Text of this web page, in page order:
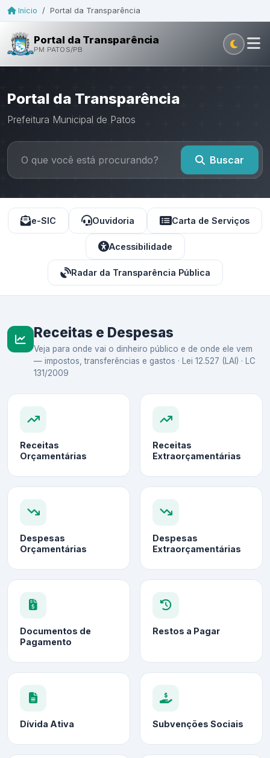
Início / Portal da Transparência
Portal da Transparência
PM PATOS/PB
Portal da Transparência
Prefeitura Municipal de Patos
Buscar
e-SIC Ouvidoria Carta de Serviços
Acessibilidade
Radar da Transparência Pública
Receitas e Despesas
Veja para onde vai o dinheiro público e de onde ele vem
— impostos, transferências e gastos · Lei 12.527 (LAI) · LC
131/2009
Receitas
Orçamentárias
Receitas
Extraorçamentárias
Despesas
Orçamentárias
Despesas
Extraorçamentárias
Documentos de
Pagamento
Restos a Pagar
Dívida Ativa Subvenções Sociais